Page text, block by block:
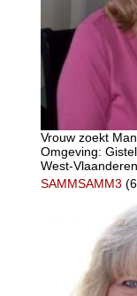
Vrouw zoekt Man
Omgeving: Gistel
West-Vlaanderen
SAMMSAMM3